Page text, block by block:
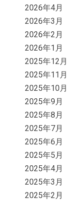
2026年4月
2026年3月
2026年2月
2026年1月
2025年12月
2025年11月
2025年10月
2025年9月
2025年8月
2025年7月
2025年6月
2025年5月
2025年4月
2025年3月
2025年2月